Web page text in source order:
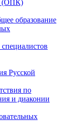
(ОПК)
образование
Русской
по
и диаконии